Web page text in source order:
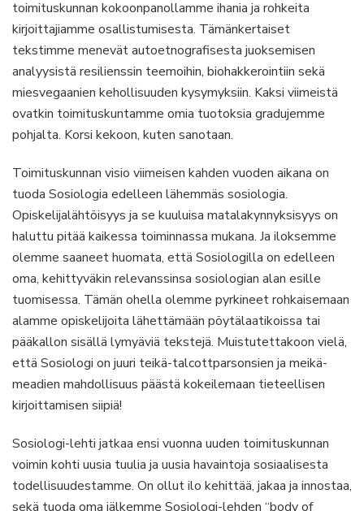
toimituskunnan kokoonpanollamme ihania ja rohkeita
kirjoittajiamme osallistumisesta. Tämänkertaiset
tekstimme menevät autoetnografisesta juoksemisen
analyysistä resilienssin teemoihin, biohakkerointiin sekä
miesvegaanien kehollisuuden kysymyksiin. Kaksi viimeistä
ovatkin toimituskuntamme omia tuotoksia gradujemme
pohjalta. Korsi kekoon, kuten sanotaan.
Toimituskunnan visio viimeisen kahden vuoden aikana on
tuoda Sosiologia edelleen lähemmäs sosiologia.
Opiskelijalähtöisyys ja se kuuluisa matalakynnyksisyys on
haluttu pitää kaikessa toiminnassa mukana. Ja iloksemme
olemme saaneet huomata, että Sosiologilla on edelleen
oma, kehittyväkin relevanssinsa sosiologian alan esille
tuomisessa. Tämän ohella olemme pyrkineet rohkaisemaan
alamme opiskelijoita lähettämään pöytälaatikoissa tai
pääkallon sisällä lymyäviä tekstejä. Muistutettakoon vielä,
että Sosiologi on juuri teikä-talcottparsonsien ja meikä-
meadien mahdollisuus päästä kokeilemaan tieteellisen
kirjoittamisen siipiä!
Sosiologi-lehti jatkaa ensi vuonna uuden toimituskunnan
voimin kohti uusia tuulia ja uusia havaintoja sosiaalisesta
todellisuudestamme. On ollut ilo kehittää, jakaa ja innostaa,
sekä tuoda oma jälkemme Sosiologi-lehden “body of